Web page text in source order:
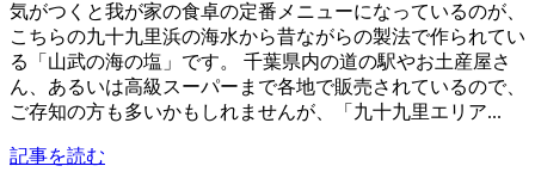
気がつくと我が家の食卓の定番メニューになっているのが、
こちらの九十九里浜の海水から昔ながらの製法で作られてい
る「山武の海の塩」です。 千葉県内の道の駅やお土産屋さ
ん、あるいは高級スーパーまで各地で販売されているので、
ご存知の方も多いかもしれませんが、「九十九里エリア...
記事を読む